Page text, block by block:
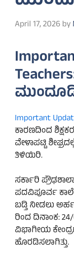
April 17, 2026by
Important
ಕಾರಣದಿಂದ
ವೇಳಾಪಟ್ಟಿ
ತಿಳಿಯಿರಿ.
ಸರ್ಕಾರಿ
ಪದವಿಪೂರ್ವ
ಬಡ್ತಿ ನೀಡಲು
ರಿಂದ ದಿನಾಂಕ:
ವಿಭಾಗೀಯ
ಹೊರಡಿಸಲಾಗಿತ್ತು.